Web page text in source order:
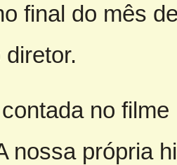
final do mês
contada no
nossa própria